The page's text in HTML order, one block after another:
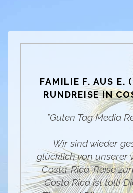
FAMILIE F. AUS E.
RUNDREISE IN
"Guten Tag Media
Wir sind wieder
glücklich von unserer
Costa-Rica-Reise
Costa Rica ist toll!